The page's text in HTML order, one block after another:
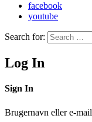
facebook
youtube
Search for:
Log In
Sign In
Brugernavn eller e-